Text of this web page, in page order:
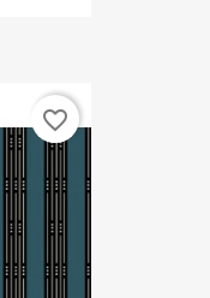
favorite_border